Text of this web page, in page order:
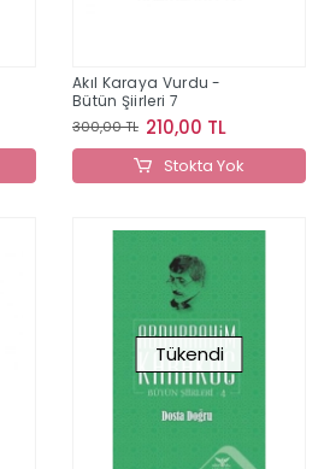
Akıl Karaya Vurdu -
Bütün Şiirleri 7
300,00 TL 210,00 TL
Stokta Yok
Tükendi